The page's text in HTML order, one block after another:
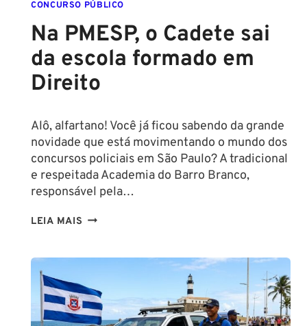
CONCURSO PÚBLICO
Na PMESP, o Cadete sai
da escola formado em
Direito
Alô, alfartano! Você já ficou sabendo da grande
novidade que está movimentando o mundo dos
concursos policiais em São Paulo? A tradicional
e respeitada Academia do Barro Branco,
responsável pela…
LEIA MAIS NA
SAI
DA
ESCOLA